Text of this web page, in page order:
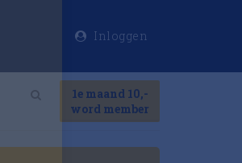
Inloggen
1e maand 10,-
word member